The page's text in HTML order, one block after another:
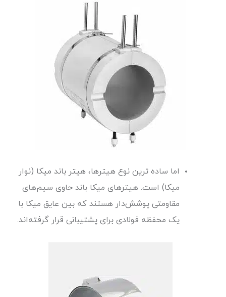
اما ساده ترین نوع هیترها، هیتر باند میکا (نوار
میکا) است. هیترهای میکا باند حاوی سیم‌های
مقاومتی پوشش‌دار هستند که بین عایق میکا با
یک محفظه فولادی برای پشتیبانی قرار گرفته‌اند.